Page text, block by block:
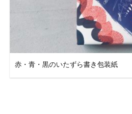
赤・青・黒のいたずら書き包装紙